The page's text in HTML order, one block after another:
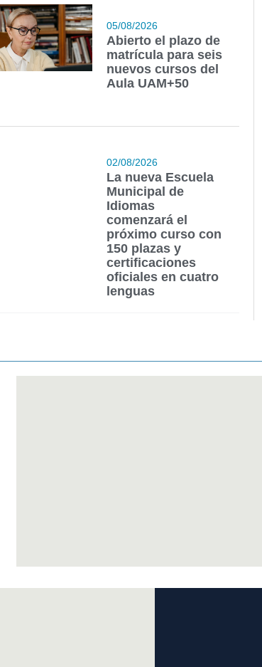
05/08/2026
Abierto el plazo de
matrícula para seis
nuevos cursos del
Aula UAM+50
02/08/2026
La nueva Escuela
Municipal de
Idiomas
comenzará el
próximo curso con
150 plazas y
certificaciones
oficiales en cuatro
lenguas